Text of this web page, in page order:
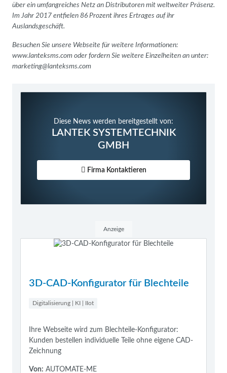
über ein umfangreiches Netz an Distributoren mit weltweiter Präsenz.
Im Jahr 2017 entfielen 86 Prozent ihres Ertrages auf ihr
Auslandsgeschäft.
Besuchen Sie unsere Webseite für weitere Informationen:
www.lanteksms.com oder fordern Sie weitere Einzelheiten an unter:
marketing@lanteksms.com
Diese News werden bereitgestellt von:
LANTEK SYSTEMTECHNIK
GMBH
Firma Kontaktieren
Anzeige
3D-CAD-Konfigurator für Blechteile
Digitalisierung | KI | IIot
Ihre Webseite wird zum Blechteile-Konfigurator:
Kunden bestellen individuelle Teile ohne eigene CAD-
Zeichnung
Von: AUTOMATE-ME